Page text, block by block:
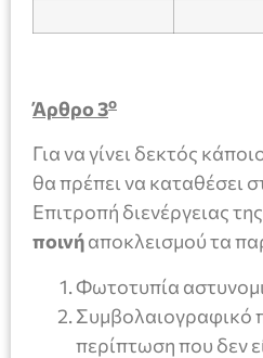
Άρθρο 3ο
Για να γίνει δεκτός
θα πρέπει να καταθέσει
Επιτροπή διενέργειας
ποινήαποκλεισμού τα
Φωτοτυπία
Συμβολαιογραφικό
περίπτωση που δεν